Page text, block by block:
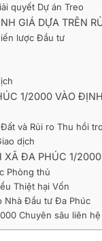
quyết Dự án Treo
GIÁ DỰA TRÊN
lược Đầu tư
1/2000 VÀO
và Rủi ro Thu hồi
dịch
XÃ ĐA PHÚC 1/
Phòng thủ
Thiệt hại Vốn
Nhà Đầu tư Đa Phúc
Chuyên sâu liên